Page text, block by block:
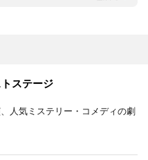
ステージ
人気ミステリー・コメディの劇